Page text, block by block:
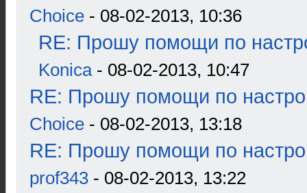
Choice - 08-02-2013, 10:36
RE: Прошу помощи по
Konica- 08-02-2013, 10:47
RE: Прошу помощи по
Choice - 08-02-2013, 13:18
RE: Прошу помощи по
prof343 - 08-02-2013, 13:22